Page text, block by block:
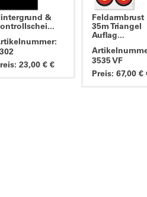
&
23,00 € €
Feldarmbrust
35m Triangel
Auflag...
3535 VF
Preis: 67,00 €